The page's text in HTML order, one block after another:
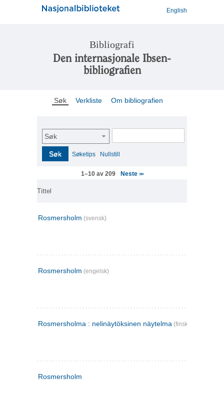
English
Bibliografi
Den internasjonale Ibsen-
bibliografien
Søk Verkliste Om bibliografien
Søk
Søk Søketips Nullstill
1–10 av 209 Neste >>
Tittel
Rosmersholm (svensk)
Rosmersholm (engelsk)
Rosmersholma : nelinäytöksinen näytelma (finsk)
Rosmersholm